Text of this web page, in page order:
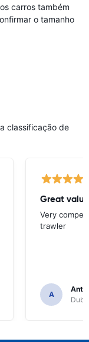
carros também
o tamanho
classificação de
Great value
Very
trawler
A